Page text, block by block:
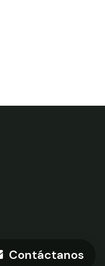
Contáctanos